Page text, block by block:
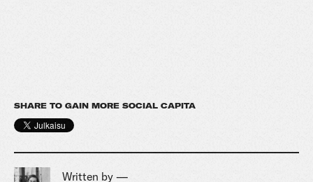
SHARE TO GAIN MORE SOCIAL CAPITA
Written by —